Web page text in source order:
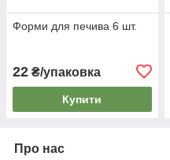
Форми для печива 6 шт.
22 ₴/упаковка
Купити
Про нас